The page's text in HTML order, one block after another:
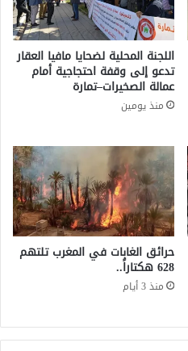
اللجنة المحلية لضحايا مافيا العقار
تدعو إلى وقفة احتجاجية أمام
عمالة الصخيرات–تمارة
منذ يومين
حرائق الغابات في المغرب تلتهم
628 هكتاراً..
منذ 3 أيام